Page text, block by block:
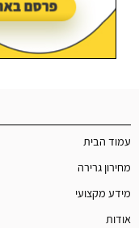
עמוד הבית
מחירון גרירה
מידע מקצועי
אודות